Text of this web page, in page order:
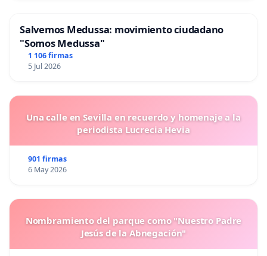
Salvemos Medussa: movimiento ciudadano
"Somos Medussa"
1 106 firmas
5 Jul 2026
Una calle en Sevilla en recuerdo y homenaje a la
periodista Lucrecia Hevia
901 firmas
6 May 2026
Nombramiento del parque como "Nuestro Padre
Jesús de la Abnegación"